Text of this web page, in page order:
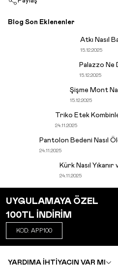
Blog Son Eklenenler
Atkı Nasıl
15.12.2025
Palazzo Ne
15.12.2025
Şişme Mont
15.12.2025
Triko Etek
24.11.2025
Pantolon Bedeni Nasıl
24.11.2025
Kürk Nasıl
24.11.2025
UYGULAMAYA ÖZEL
100TL İNDİRİM
KOD: APP100
YARDIMA İHTİYACIN VAR MI